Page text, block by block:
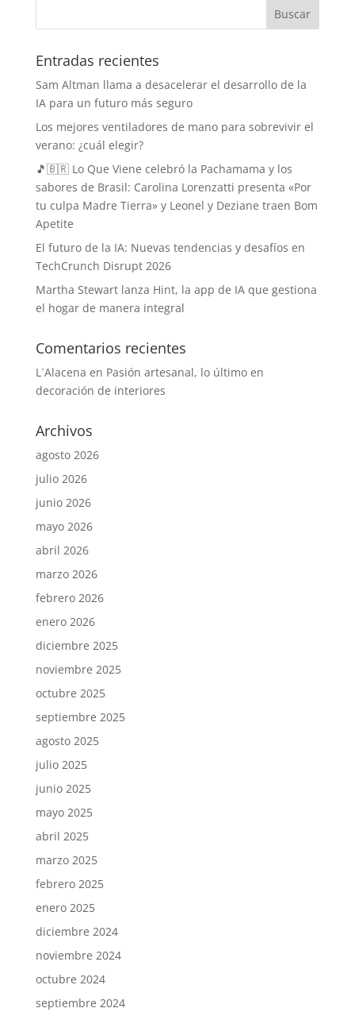
Entradas recientes
Sam Altman llama a desacelerar el desarrollo de la
IA para un futuro más seguro
Los mejores ventiladores de mano para sobrevivir el
verano: ¿cuál elegir?
🎵🇧🇷 Lo Que Viene celebró la Pachamama y los
sabores de Brasil: Carolina Lorenzatti presenta «Por
tu culpa Madre Tierra» y Leonel y Deziane traen Bom
Apetite
El futuro de la IA: Nuevas tendencias y desafíos en
TechCrunch Disrupt 2026
Martha Stewart lanza Hint, la app de IA que gestiona
el hogar de manera integral
Comentarios recientes
L´Alacena en Pasión artesanal, lo último en
decoración de interiores
Archivos
agosto 2026
julio 2026
junio 2026
mayo 2026
abril 2026
marzo 2026
febrero 2026
enero 2026
diciembre 2025
noviembre 2025
octubre 2025
septiembre 2025
agosto 2025
julio 2025
junio 2025
mayo 2025
abril 2025
marzo 2025
febrero 2025
enero 2025
diciembre 2024
noviembre 2024
octubre 2024
septiembre 2024